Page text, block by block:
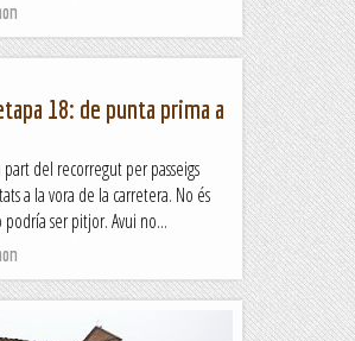
18: de punta prima a
del recorregut per passeigs
a la vora de la carretera. No és
ser pitjor. Avui no...